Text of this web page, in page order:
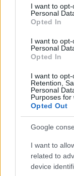
consent section.
I want to
Personal
Opted In
I want to
Personal
Opted In
I want to opt-
Retention,
Personal
Purposes for
Opted Out
Google
I want to
related to
device
Egyre több
első